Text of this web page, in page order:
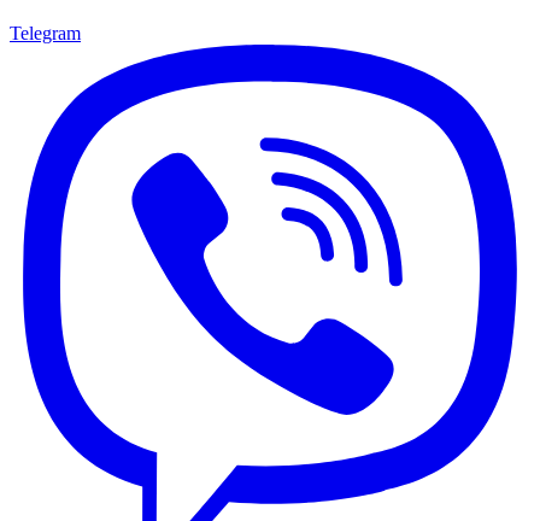
Telegram